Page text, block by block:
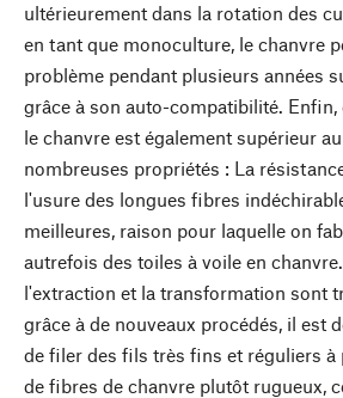
ultérieurement dans la rotation des
en tant que monoculture, le chanvre
problème pendant plusieurs années
grâce à son auto-compatibilité. Enfin,
le chanvre est également supérieur
nombreuses propriétés : La
l'usure des longues fibres
meilleures, raison pour laquelle on
autrefois des toiles à voile en
l'extraction et la transformation sont
grâce à de nouveaux procédés, il est
de filer des fils très fins et réguliers à
de fibres de chanvre plutôt rugueux,